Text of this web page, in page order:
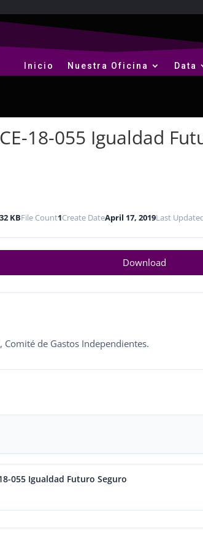
Inicio Nuestra Oficina Data
18-055 Igualdad
KBFile Count1Create DateApril 17, 2019Last
Download
Comité de Gastos Independientes.
055 Igualdad Futuro Seguro